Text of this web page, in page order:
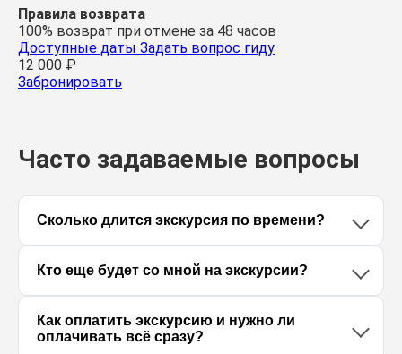
Правила возврата
100% возврат при отмене за 48 часов
Доступные даты Задать вопрос гиду
12 000 ₽
Забронировать
Часто задаваемые вопросы
Сколько длится экскурсия по времени?
Кто еще будет со мной на экскурсии?
Как оплатить экскурсию и нужно ли
оплачивать всё сразу?